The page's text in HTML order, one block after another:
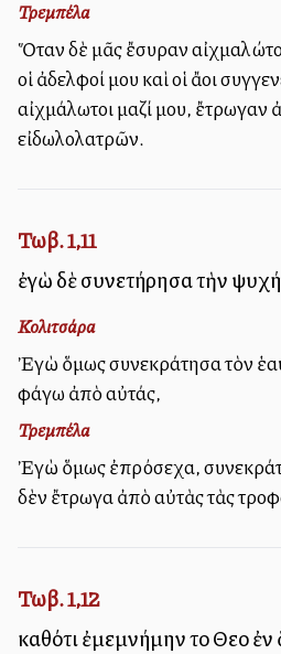
Τρεμπέλα
Ὅταν δὲ μᾶς ἔσυραν
οἱ ἀδελφοί μου καὶ οἱ ἄλλοι
αἰχμάλωτοι μαζί μου, ἔτρωγαν
εἰδωλολατρῶν.
Τωβ. 1,11
ἐγὼ δὲ συνετήρησα τὴν
Κολιτσάρα
Ἐγὼ ὅμως συνεκράτησα τὸν
φάγω ἀπὸ αὐτάς,
Τρεμπέλα
Ἐγὼ ὅμως ἐπρόσεχα,
δὲν ἔτρωγα ἀπὸ αὐτὰς τὰς
Τωβ. 1,12
καθότι ἐμεμνήμην τοῦ Θεοῦ